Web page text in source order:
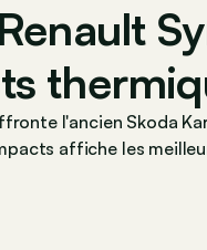
l'ancien Skoda
affiche les